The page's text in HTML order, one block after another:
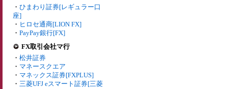
・ ひまわり証券[レギュラー口
座]
・ ヒロセ通商[LION FX]
・ PayPay銀行[FX]
FX取引会社マ行
・ 松井証券
・ マネースクエア
・ マネックス証券[FXPLUS]
・ 三菱UFJ eスマート証券[三菱